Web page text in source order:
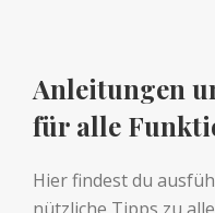
Anleitungen
für alle
Hier findest du